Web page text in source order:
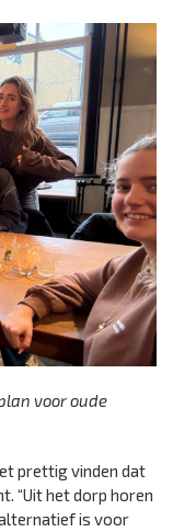
voor oude
prettig vinden dat
“Uit het dorp horen
is voor